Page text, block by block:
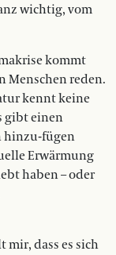
wichtig, vom
kommt
Menschen reden.
kennt keine
gibt einen
hinzu-fügen
Erwärmung
haben – oder
mir, dass es sich